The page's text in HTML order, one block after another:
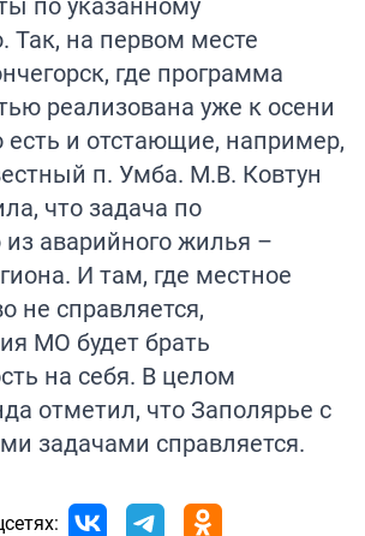
Так, на первом месте
где программа
реализована уже к осени
есть и отстающие, например,
п. Умба. М.В. Ковтун
что задача по
аварийного жилья –
И там, где местное
не справляется,
МО будет брать
на себя. В целом
отметил, что Заполярье с
задачами справляется.